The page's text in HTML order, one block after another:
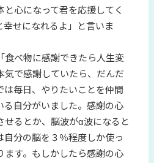
と心になって君を応援してく
せになれるよ」と言いま
食べ物に感謝できたら人生変
気で感謝していたら、だんだ
は毎日、やりたいことを仲間
る自分がいました。感謝の心
せるとか、脳波がα波になると
自分の脳を３％程度しか使っ
ます。もしかしたら感謝の心